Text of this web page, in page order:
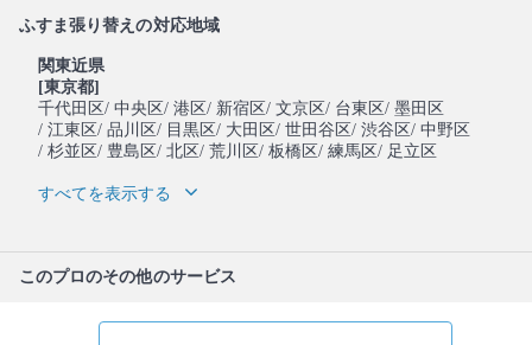
ふすま張り替えの対応地域
関東近県
[東京都]
千代田区/ 中央区/ 港区/ 新宿区/ 文京区/ 台東区/ 墨田区
/ 江東区/ 品川区/ 目黒区/ 大田区/ 世田谷区/ 渋谷区/ 中野区
/ 杉並区/ 豊島区/ 北区/ 荒川区/ 板橋区/ 練馬区/ 足立区
すべてを表示する
このプロのその他のサービス